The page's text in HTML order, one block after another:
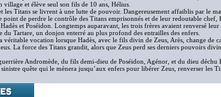
village et élève seul son fils de 10 ans, Hélius.
les Titans se livrent à une lutte de pouvoir. Dangereusement affaiblis par le
point de perdre le contrôle des Titans emprisonnés et de leur redoutable chef,
et Poséidon. Longtemps auparavant, les trois frères avaient renversé leur
du Tartare, un donjon enterré au plus profond des entrailles des enfers.
véritable vocation lorsque Hadès, avec le fils divin de Zeus, Arès, change de
La force des Titans grandit, alors que Zeus perd ses derniers pouvoirs
Andromède, du fils demi-dieu de Poséidon, Agénor, et du dieu déchu
quête qui le mènera jusqu’aux enfers pour libérer Zeus, renverser les